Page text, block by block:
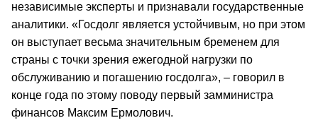
независимые эксперты и признавали государственные
аналитики. «Госдолг является устойчивым, но при этом
он выступает весьма значительным бременем для
страны с точки зрения ежегодной нагрузки по
обслуживанию и погашению госдолга», – говорил в
конце года по этому поводу первый замминистра
финансов Максим Ермолович.